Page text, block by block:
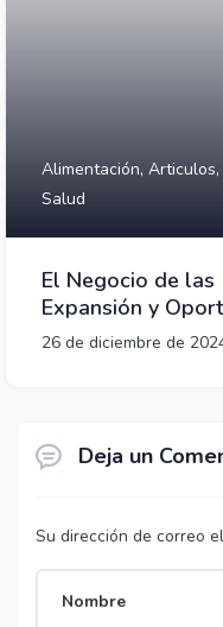
Alimentación, Articulos,
Salud
El Negocio de las
Expansión y
26 de diciembre de
Deja un
Su dirección de correo